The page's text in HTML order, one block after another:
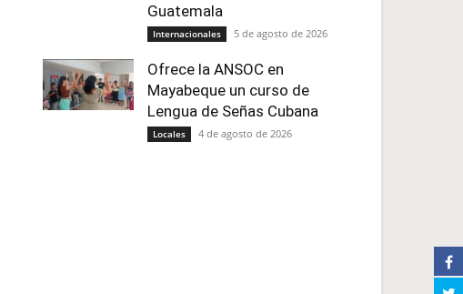
Guatemala
Internacionales 5 de agosto de 2026
Ofrece la ANSOC en
Mayabeque un curso de
Lengua de Señas Cubana
Locales 4 de agosto de 2026